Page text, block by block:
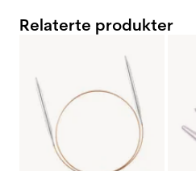
Relaterte produkter